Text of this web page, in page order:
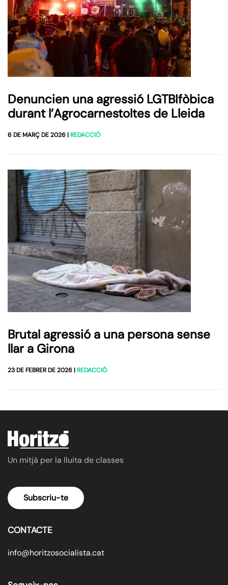
Denuncien una agressió LGTBIfòbica
durant l’Agrocarnestoltes de Lleida
6 DE MARÇ DE 2026 |REDACCIÓ
Brutal agressió a una persona sense
llar a Girona
23 DE FEBRER DE 2026 |REDACCIÓ
Un mitjà per la lluita de classes
Subscriu-te
CONTACTE
info@horitzosocialista.cat